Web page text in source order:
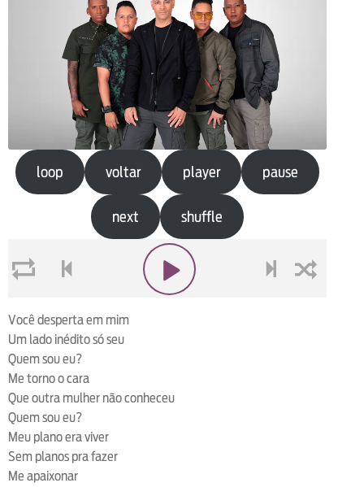
loop voltar player pause
next shuffle
Você desperta em mim
Um lado inédito só seu
Quem sou eu?
Me torno o cara
Que outra mulher não conheceu
Quem sou eu?
Meu plano era viver
Sem planos pra fazer
Me apaixonar